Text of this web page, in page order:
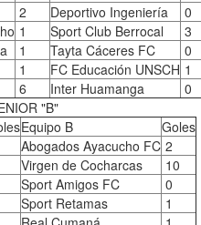
2 Deportivo Ingeniería
0
1 Sport Club Berrocal
3
1 Tayta Cáceres FC
0
1 FC Educación UNSCH 1
6 Inter Huamanga
0
"B"
Equipo B
Goles
Abogados Ayacucho FC 2
Virgen de Cocharcas
10
Sport Amigos FC
0
Sport Retamas
1